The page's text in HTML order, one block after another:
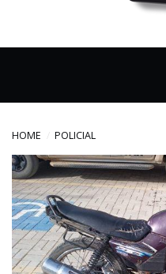
DESTAQUE
DIVERSOS
ECONOMIA
HOME POLICIAL